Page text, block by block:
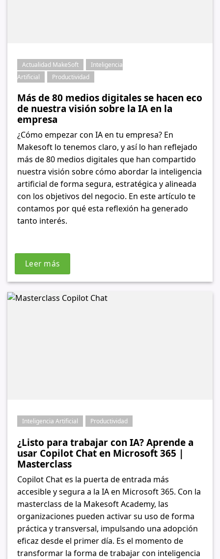
Actualidad MakeSoft
Inteligencia
Artificial
Productividad
Más de 80 medios digitales se hacen eco
de nuestra visión sobre la IA en la
empresa
¿Cómo empezar con IA en tu empresa? En
Makesoft lo tenemos claro, y así lo han reflejado
más de 80 medios digitales que han compartido
nuestra visión sobre cómo abordar la inteligencia
artificial de forma segura, estratégica y alineada
con los objetivos del negocio. En este artículo te
contamos por qué esta reflexión ha generado
tanto interés.
Leer más
Inteligencia Artificial Productividad
¿Listo para trabajar con IA? Aprende a
usar Copilot Chat en Microsoft 365 |
Masterclass
Copilot Chat es la puerta de entrada más
accesible y segura a la IA en Microsoft 365. Con la
masterclass de la Makesoft Academy, las
organizaciones pueden activar su uso de forma
práctica y transversal, impulsando una adopción
eficaz desde el primer día. Es el momento de
transformar la forma de trabajar con inteligencia